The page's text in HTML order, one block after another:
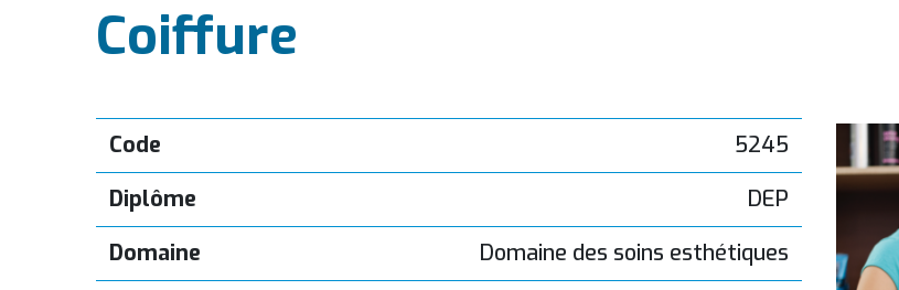
Coiffure
Code
5245
Diplôme
DEP
Domaine
Domaine des soins esthétiques